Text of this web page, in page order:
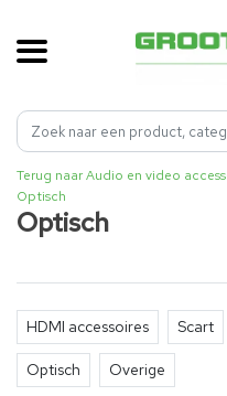
Terug naar Audio en video
Optisch
Optisch
HDMI accessoires Scart
Optisch Overige